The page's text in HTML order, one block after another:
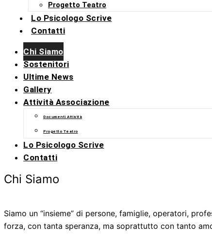
Progetto Teatro
Lo Psicologo Scrive
Contatti
Chi Siamo
Sostenitori
Ultime News
Gallery
Attività Associazione
Documenti Attività
Progetto Teatro
Lo Psicologo Scrive
Contatti
Chi Siamo
Siamo un “insieme” di persone, famiglie, operatori,
forza, con tanta speranza, ma soprattutto con tanto